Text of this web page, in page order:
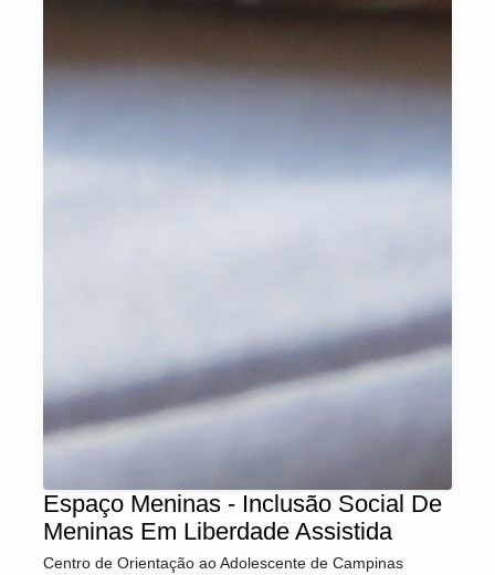
Espaço Meninas - Inclusão Social De
Meninas Em Liberdade Assistida
Centro de Orientação ao Adolescente de Campinas